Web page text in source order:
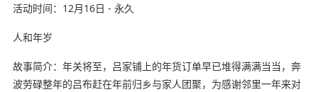
活动时间：12月16日 - 永久
人和年岁
故事简介：年关将至，吕家铺上的年货订单早已堆得满满当当，奔
波劳碌整年的吕布赶在年前归乡与家人团聚，为感谢邻里一年来对